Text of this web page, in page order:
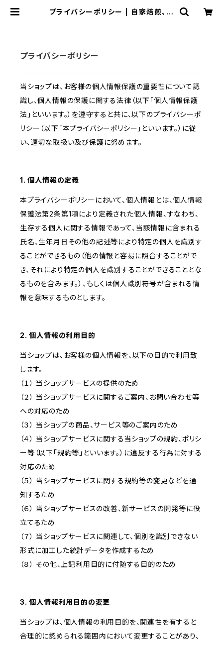
プライバシーポリシー | 自家焙煎、珈
プライバシーポリシー
当ショップは、お客様の個人情報保護の重要性について認
識し、個人情報の保護に関する法律（以下「個人情報保護
法」といいます。）を遵守すると共に、以下のプライバシーポ
リシー（以下「本プライバシーポリシー」といいます。）に従
い、適切な取扱い及び保護に努めます。
1. 個人情報の定義
本プライバシーポリシーにおいて、個人情報とは、個人情報
保護法第2条第1項により定義された個人情報、すなわち、
生存する個人に関する情報であって、当該情報に含まれる
氏名、生年月日その他の記述等により特定の個人を識別す
ることができるもの（他の情報と容易に照合することがで
き、それにより特定の個人を識別することができることとな
るものを含みます。）、もしくは個人識別符号が含まれる情
報を意味するものとします。
2. 個人情報の利用目的
当ショップは、お客様の個人情報を、以下の目的で利用致
します。
（１） 当ショップサービスの提供のため
（２） 当ショップサービスに関するご案内、お問い合わせ等
への対応のため
（３） 当ショップの商品、サービス等のご案内のため
（４） 当ショップサービスに関する当ショップの規約、ポリシ
ー等（以下「規約等」といいます。）に違反する行為に対する
対応のため
（５） 当ショップサービスに関する規約等の変更などを通
知するため
（６） 当ショップサービスの改善、新サービスの開発等に役
立てるため
（７） 当ショップサービスに関連して、個別を識別できない
形式に加工した統計データを作成するため
（８） その他、上記利用目的に付随する目的のため
3. 個人情報利用目的の変更
当ショップは、個人情報の利用目的を、関連性を有すると
合理的に認められる範囲内において変更することがあり、